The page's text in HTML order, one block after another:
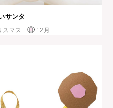
サンタ
スマス 12月